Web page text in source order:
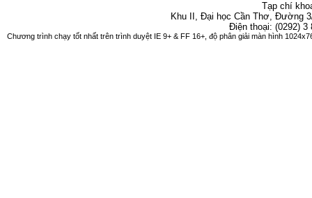
Tạp chí
Khu II, Đại học Cần Thơ, Đường
Điện thoại: (0292)
Chương trình chạy tốt nhất trên trình duyệt IE 9+ & FF 16+, độ phân giải màn hình